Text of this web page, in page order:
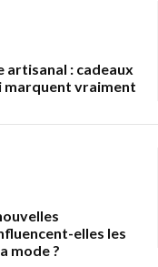
: cadeaux
marquent vraiment
elles les
mode ?